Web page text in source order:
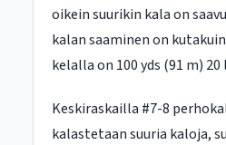
oikein suurikin kala on
kalan saaminen on
kelalla on 100 yds (91 m)
Keskiraskailla #7-8
kalastetaan suuria kaloja,